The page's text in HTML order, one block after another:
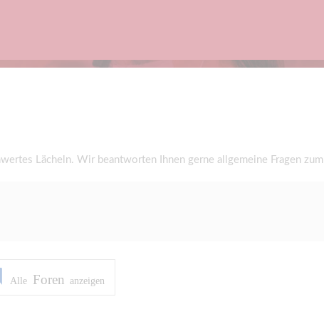
Lächeln. Wir beantworten Ihnen gerne allgemeine Fragen
Alle Foren anzeigen